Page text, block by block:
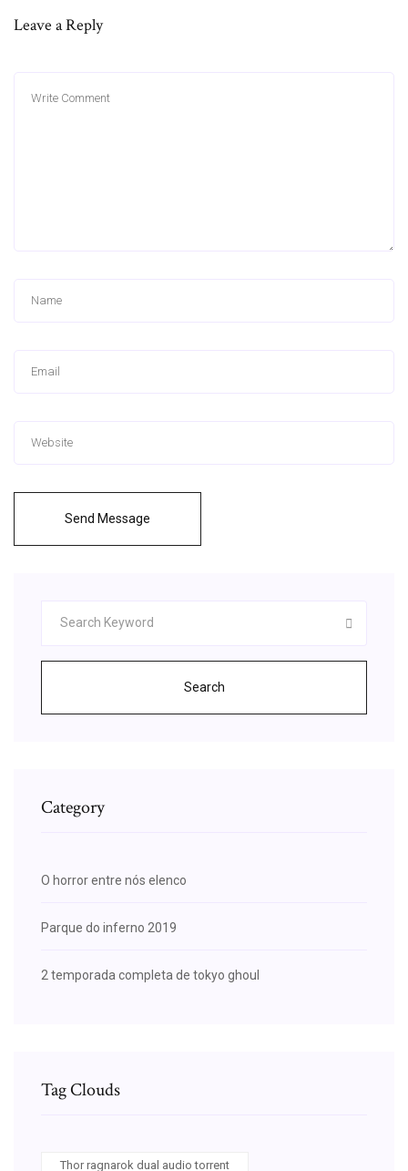
Leave a Reply
Send Message
Search
Category
O horror entre nós elenco
Parque do inferno 2019
2 temporada completa de tokyo ghoul
Tag Clouds
Thor ragnarok dual audio torrent